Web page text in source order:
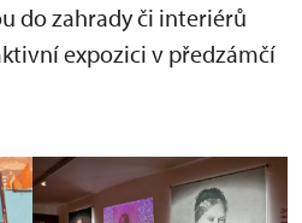
do zahrady či interiérů
expozici v předzámčí